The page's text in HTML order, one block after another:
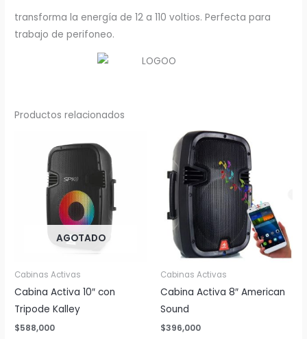
transforma la energía de 12 a 110 voltios. Perfecta para
trabajo de perifoneo.
Productos relacionados
AGOTADO
Cabinas Activas
Cabina Activa 10″ con
Tripode Kalley
$588,000
Cabinas Activas
Cabina Activa 8″ American
Sound
$396,000